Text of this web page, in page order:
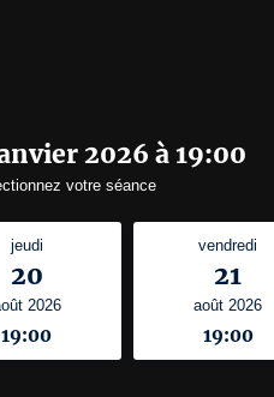
2026 à 19:00
votre séance
jeudi
20
2026
19:00
vendredi
21
août 2026
19:00